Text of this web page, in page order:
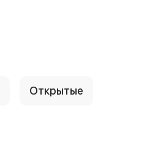
Открытые